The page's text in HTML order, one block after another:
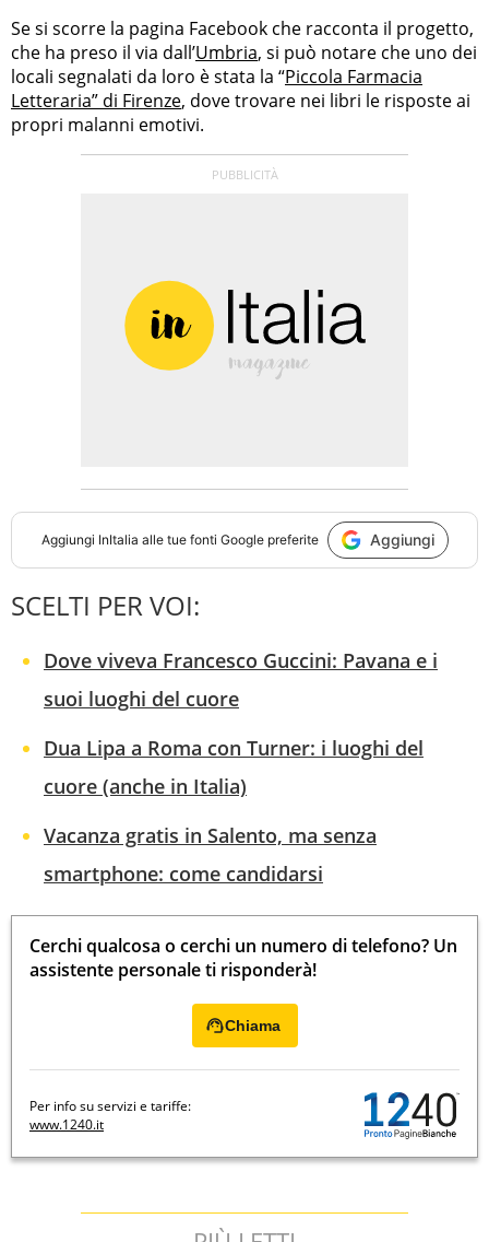
Se si scorre la pagina Facebook che racconta il progetto,
che ha preso il via dall’Umbria, si può notare che uno dei
locali segnalati da loro è stata la “Piccola Farmacia
Letteraria” di Firenze, dove trovare nei libri le risposte ai
propri malanni emotivi.
Aggiungi InItalia alle tue fonti Google preferite Aggiungi
SCELTI PER VOI:
Dove viveva Francesco Guccini: Pavana e i
suoi luoghi del cuore
Dua Lipa a Roma con Turner: i luoghi del
cuore (anche in Italia)
Vacanza gratis in Salento, ma senza
smartphone: come candidarsi
Cerchi qualcosa o cerchi un numero di telefono? Un
assistente personale ti risponderà!
Chiama
Per info su servizi e tariffe:
www.1240.it